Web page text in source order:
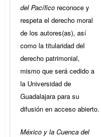
del Pacífico reconoce y
respeta el derecho moral
de los autores(as), así
como la titularidad del
derecho patrimonial,
mismo que será cedido a
la Universidad de
Guadalajara para su
difusión en acceso abierto.
México y la Cuenca del